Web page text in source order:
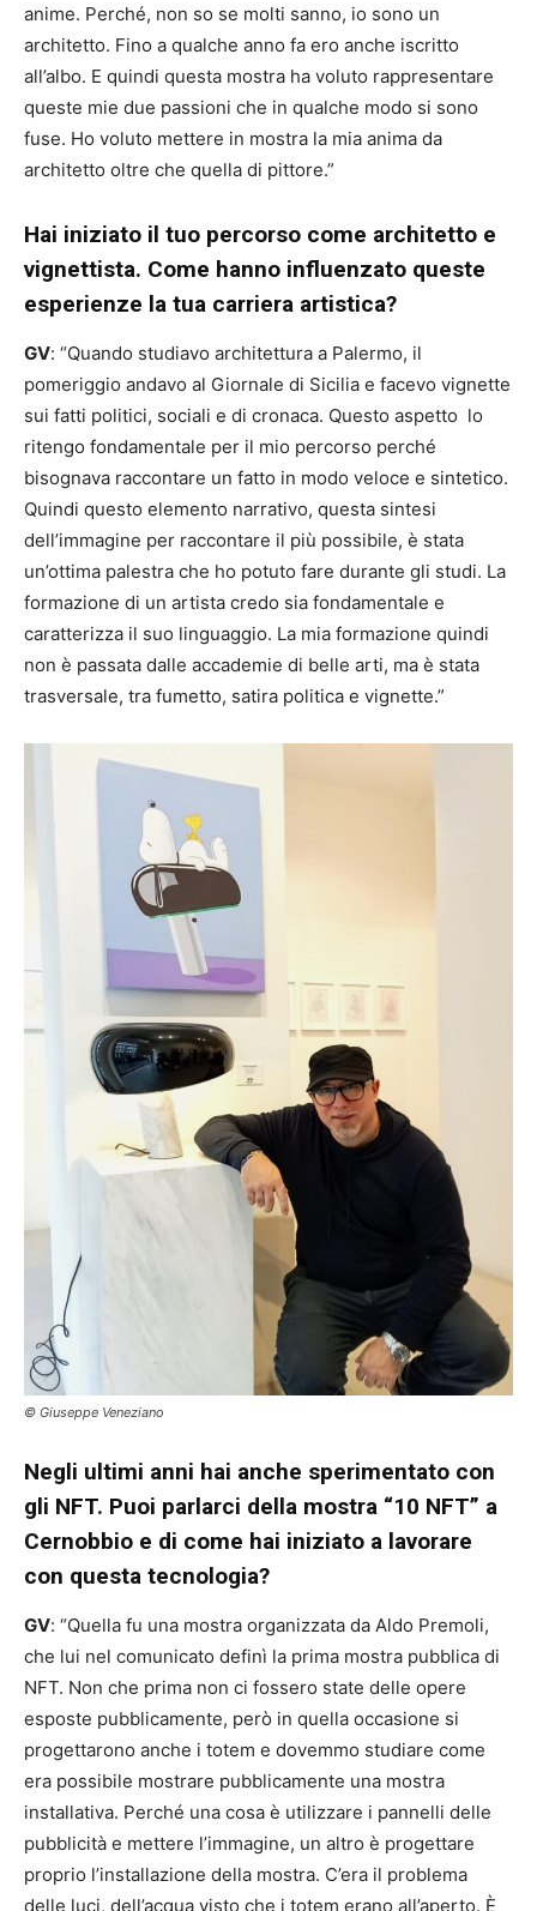
anime. Perché, non so se molti sanno, io sono un
architetto. Fino a qualche anno fa ero anche iscritto
all’albo. E quindi questa mostra ha voluto rappresentare
queste mie due passioni che in qualche modo si sono
fuse. Ho voluto mettere in mostra la mia anima da
architetto oltre che quella di pittore.”
Hai iniziato il tuo percorso come architetto e
vignettista. Come hanno influenzato queste
esperienze la tua carriera artistica?
GV: “Quando studiavo architettura a Palermo, il
pomeriggio andavo al Giornale di Sicilia e facevo vignette
sui fatti politici, sociali e di cronaca. Questo aspetto lo
ritengo fondamentale per il mio percorso perché
bisognava raccontare un fatto in modo veloce e sintetico.
Quindi questo elemento narrativo, questa sintesi
dell’immagine per raccontare il più possibile, è stata
un’ottima palestra che ho potuto fare durante gli studi. La
formazione di un artista credo sia fondamentale e
caratterizza il suo linguaggio. La mia formazione quindi
non è passata dalle accademie di belle arti, ma è stata
trasversale, tra fumetto, satira politica e vignette.”
© Giuseppe Veneziano
Negli ultimi anni hai anche sperimentato con
gli NFT. Puoi parlarci della mostra “10 NFT” a
Cernobbio e di come hai iniziato a lavorare
con questa tecnologia?
GV: “Quella fu una mostra organizzata da Aldo Premoli,
che lui nel comunicato definì la prima mostra pubblica di
NFT. Non che prima non ci fossero state delle opere
esposte pubblicamente, però in quella occasione si
progettarono anche i totem e dovemmo studiare come
era possibile mostrare pubblicamente una mostra
installativa. Perché una cosa è utilizzare i pannelli delle
pubblicità e mettere l’immagine, un altro è progettare
proprio l’installazione della mostra. C’era il problema
delle luci, dell’acqua visto che i totem erano all’aperto. È